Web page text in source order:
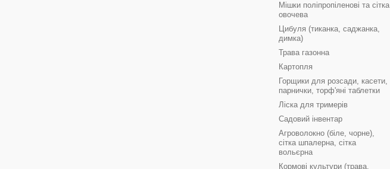
Мішки поліпропіленові та сітка
овочева
Цибуля (тиканка, саджанка,
димка)
Трава газонна
Картопля
Горщики для розсади, касети,
парнички, торф'яні таблетки
Ліска для тримерів
Садовий інвентар
Агроволокно (біле, чорне),
сітка шпалерна, сітка
вольєрна
Кормові культури (трава,